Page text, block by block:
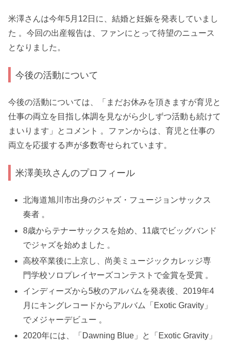
米澤さんは今年5月12日に、結婚と妊娠を発表していまし
た 。今回の出産報告は、ファンにとって待望のニュース
となりました。
今後の活動について
今後の活動については、「まだお休みを頂きますが育児と
仕事の両立を目指し体調を見ながら少しずつ活動も続けて
まいります」とコメント 。ファンからは、育児と仕事の
両立を応援する声が多数寄せられています。
米澤美玖さんのプロフィール
北海道旭川市出身のジャズ・フュージョンサックス
奏者 。
8歳からテナーサックスを始め、11歳でビッグバンド
でジャズを始めました 。
高校卒業後に上京し、尚美ミュージックカレッジ専
門学校ソロプレイヤーズコンテストで金賞を受賞 。
インディーズから5枚のアルバムを発表後、2019年4
月にキングレコードからアルバム「Exotic Gravity」
でメジャーデビュー 。
2020年には、「Dawning Blue」と「Exotic Gravity」